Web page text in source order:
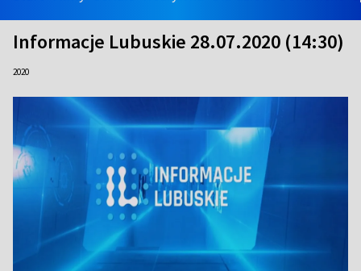
Informacje Lubuskie 28.07.2020 (14:30)
2020